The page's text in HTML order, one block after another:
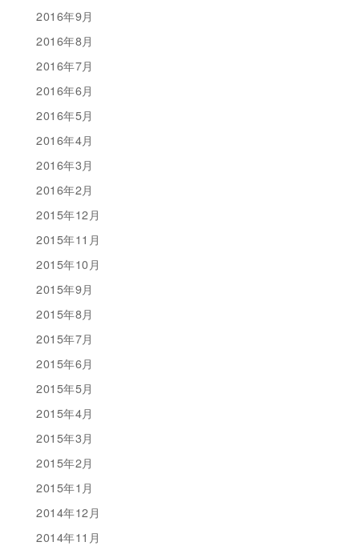
2016年9月
2016年8月
2016年7月
2016年6月
2016年5月
2016年4月
2016年3月
2016年2月
2015年12月
2015年11月
2015年10月
2015年9月
2015年8月
2015年7月
2015年6月
2015年5月
2015年4月
2015年3月
2015年2月
2015年1月
2014年12月
2014年11月